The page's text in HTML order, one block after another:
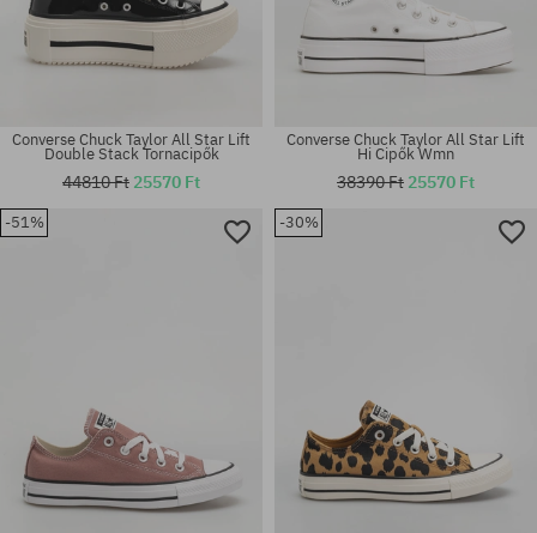
Elérhető méretek:
Elérhető méretek:
36.5; 37; 37.5; 38; 39.5; 42;
Converse Chuck Taylor All Star Lift
Double Stack Tornacipők
44810 Ft 25570 Ft
Converse Chuck Taylor All Star Lift
Hi Cipők Wmn
38390 Ft 25570 Ft
-51% -30%